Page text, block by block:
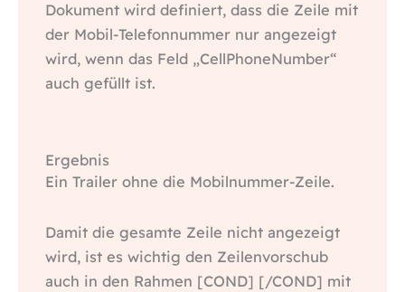
Dokument wird definiert, dass die Zeile mit
der Mobil-Telefonnummer nur angezeigt
wird, wenn das Feld „CellPhoneNumber“
auch gefüllt ist.
Ergebnis
Ein Trailer ohne die Mobilnummer-Zeile.
Damit die gesamte Zeile nicht angezeigt
wird, ist es wichtig den Zeilenvorschub
auch in den Rahmen [COND] [/COND] mit